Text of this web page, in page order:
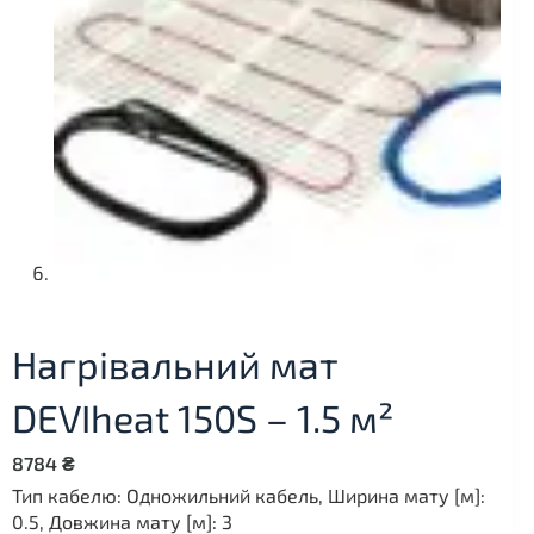
Нагрівальний мат
DEVIheat 150S – 1.5 м²
8784 ₴
Тип кабелю: Одножильний кабель, Ширина мату [м]:
0.5, Довжина мату [м]: 3